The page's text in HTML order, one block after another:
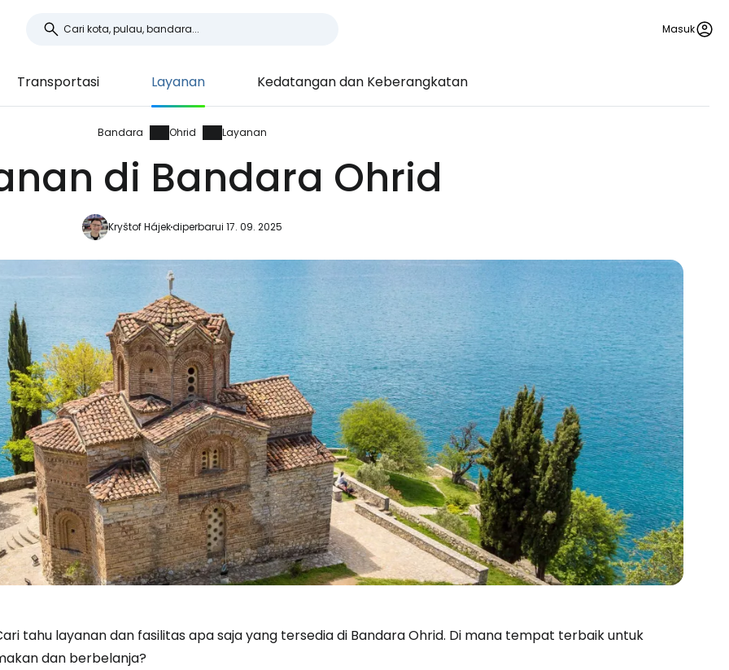
Masuk
Transportasi Layanan Kedatangan dan Keberangkatan
Bandara Ohrid Layanan
di Bandara Ohrid
Kryštof Hájekdiperbarui 17. 09. 2025
tahu layanan dan fasilitas apa saja yang tersedia di Bandara Ohrid. Di mana tempat terbaik untuk
dan berbelanja?